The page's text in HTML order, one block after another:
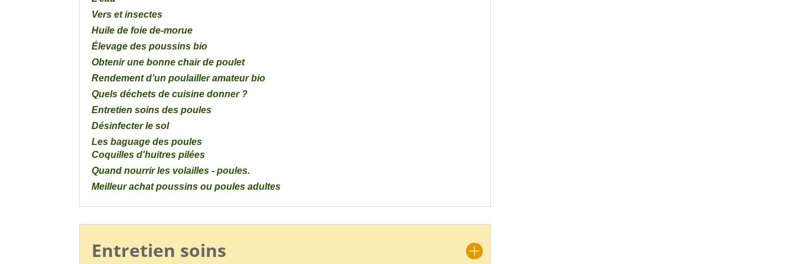
Vers et insectes
Huile de foie de-morue
Élevage des poussins bio
Obtenir une bonne chair de poulet
Rendement d’un poulailler amateur bio
Quels déchets de cuisine donner ?
Entretien soins des poules
Désinfecter le sol
Les baguage des poules
Poule qui mange les œufs
Charbon de bois pour les poules
Élevage bio des poulets
Combien une poule peut couver d’œufs ?
Minéraux pour les poules et volailles
Coquilles d'huitres pilées
Quand nourrir les volailles - poules.
Meilleur achat poussins ou poules adultes
Entretien soins